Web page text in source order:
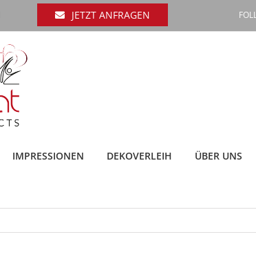
JETZT ANFRAGEN
IMPRESSIONEN DEKOVERLEIH ÜBER UNS